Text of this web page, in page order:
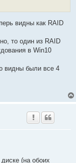
видны как RAID
то один из RAID
в Win10
видны были все 4
(на обоих